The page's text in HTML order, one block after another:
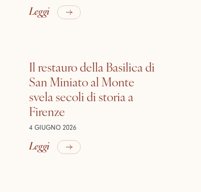
Leggi
Il restauro della Basilica di
San Miniato al Monte
svela secoli di storia a
Firenze
4 GIUGNO 2026
Leggi